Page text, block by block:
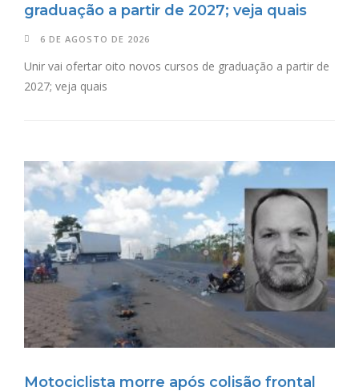
graduação a partir de 2027; veja quais
6 DE AGOSTO DE 2026
Unir vai ofertar oito novos cursos de graduação a partir de
2027; veja quais
Motociclista morre após colisão frontal